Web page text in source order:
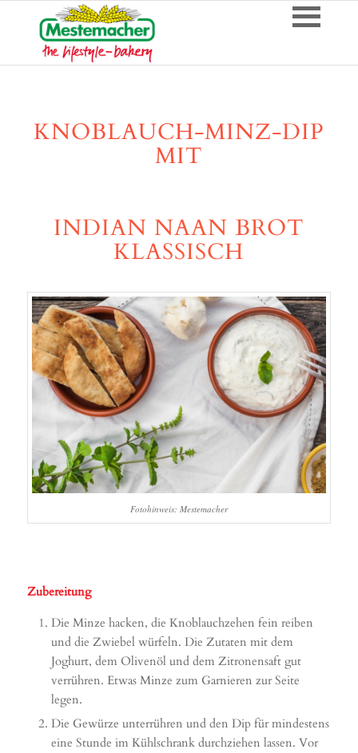
KNOBLAUCH-MINZ-DIP
MIT
INDIAN NAAN BROT
KLASSISCH
Fotohinweis: Mestemacher
Zubereitung
Die Minze hacken, die Knoblauchzehen fein reiben
und die Zwiebel würfeln. Die Zutaten mit dem
Joghurt, dem Olivenöl und dem Zitronensaft gut
verrühren. Etwas Minze zum Garnieren zur Seite
legen.
Die Gewürze unterrühren und den Dip für mindestens
eine Stunde im Kühlschrank durchziehen lassen. Vor